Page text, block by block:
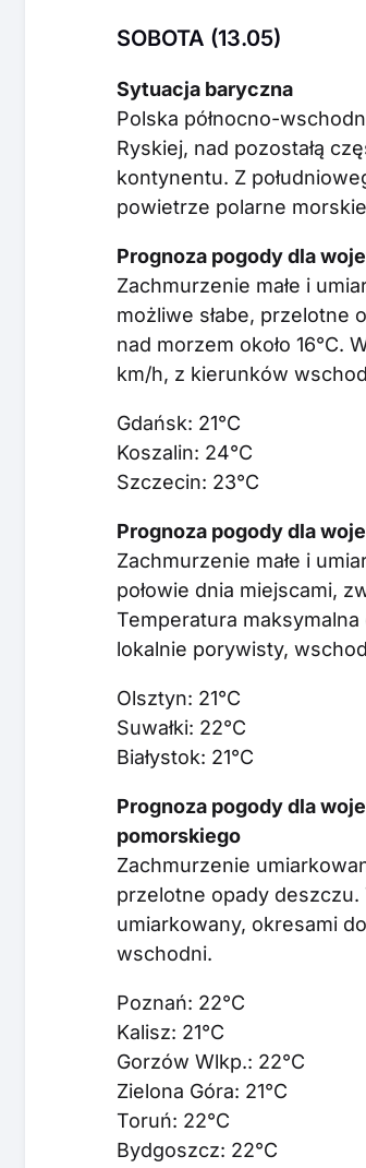
SOBOTA (13.05)
Sytuacja baryczna
Polska północno-
Ryskiej, nad pozostałą
kontynentu. Z
powietrze polarne
Prognoza pogody dla
Zachmurzenie małe i
możliwe słabe, przelotne
nad morzem około 16°C.
km/h, z kierunków
Gdańsk: 21°C
Koszalin: 24°C
Szczecin: 23°C
Prognoza pogody dla
Zachmurzenie małe i
połowie dnia miejscami,
Temperatura maksymalna
lokalnie porywisty,
Olsztyn: 21°C
Suwałki: 22°C
Białystok: 21°C
Prognoza pogody dla
pomorskiego
Zachmurzenie
przelotne opady deszczu.
umiarkowany, okresami
wschodni.
Poznań: 22°C
Kalisz: 21°C
Gorzów Wlkp.: 22°C
Zielona Góra: 21°C
Toruń: 22°C
Bydgoszcz: 22°C